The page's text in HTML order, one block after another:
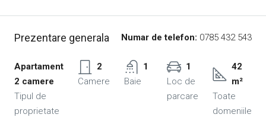
Prezentare generala Numar de telefon: 0785 432 543
Apartament
2 camere
Tipul de
proprietate
2
Camere
1
Baie
1
Loc de
parcare
42
m²
Toate
domeniile